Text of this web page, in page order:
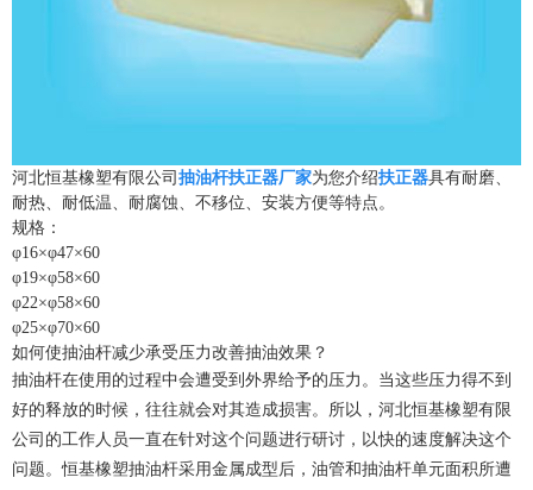
河北恒基橡塑有限公司 抽油杆扶正器厂家为您介绍扶正器具有耐磨、
耐热、耐低温、耐腐蚀、不移位、安装方便等特点。
规格：
φ16×φ47×60
φ19×φ58×60
φ22×φ58×60
φ25×φ70×60
如何使抽油杆减少承受压力改善抽油效果？
抽油杆在使用的过程中会遭受到外界给予的压力。当这些压力得不到
好的释放的时候，往往就会对其造成损害。所以，河北恒基橡塑有限
公司的工作人员一直在针对这个问题进行研讨，以快的速度解决这个
问题。恒基橡塑抽油杆采用金属成型后，油管和抽油杆单元面积所遭